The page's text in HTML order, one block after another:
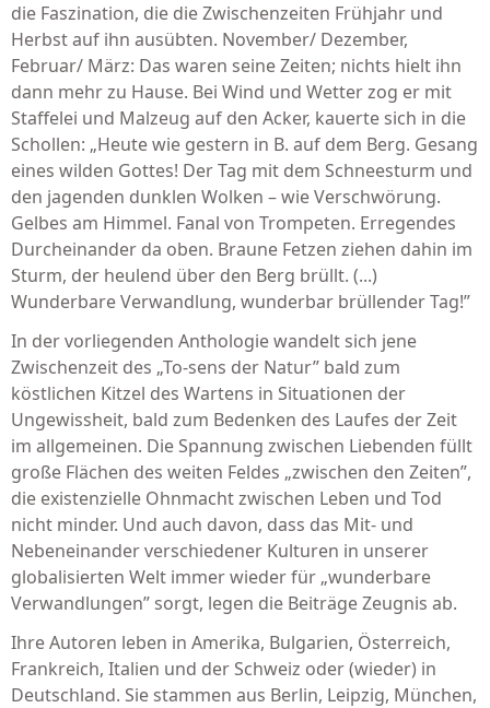
die Faszination, die die Zwischenzeiten Frühjahr und
Herbst auf ihn ausübten. November/ Dezember,
Februar/ März: Das waren seine Zeiten; nichts hielt ihn
dann mehr zu Hause. Bei Wind und Wetter zog er mit
Staffelei und Malzeug auf den Acker, kauerte sich in die
Schollen: „Heute wie gestern in B. auf dem Berg. Gesang
eines wilden Gottes! Der Tag mit dem Schneesturm und
den jagenden dunklen Wolken – wie Verschwörung.
Gelbes am Himmel. Fanal von Trompeten. Erregendes
Durcheinander da oben. Braune Fetzen ziehen dahin im
Sturm, der heulend über den Berg brüllt. (...)
Wunderbare Verwandlung, wunderbar brüllender Tag!”
In der vorliegenden Anthologie wandelt sich jene
Zwischenzeit des „To-sens der Natur” bald zum
köstlichen Kitzel des Wartens in Situationen der
Ungewissheit, bald zum Bedenken des Laufes der Zeit
im allgemeinen. Die Spannung zwischen Liebenden füllt
große Flächen des weiten Feldes „zwischen den Zeiten”,
die existenzielle Ohnmacht zwischen Leben und Tod
nicht minder. Und auch davon, dass das Mit- und
Nebeneinander verschiedener Kulturen in unserer
globalisierten Welt immer wieder für „wunderbare
Verwandlungen” sorgt, legen die Beiträge Zeugnis ab.
Ihre Autoren leben in Amerika, Bulgarien, Österreich,
Frankreich, Italien und der Schweiz oder (wieder) in
Deutschland. Sie stammen aus Berlin, Leipzig, München,